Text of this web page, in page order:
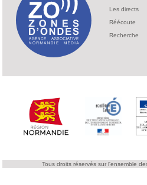
Les directs
Réécoute
Recherche
Tous droits réservés sur l'ensemble